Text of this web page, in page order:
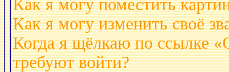
Как я могу поместить
Как я могу изменить своё
Когда я щёлкаю по ссылке
требуют войти?